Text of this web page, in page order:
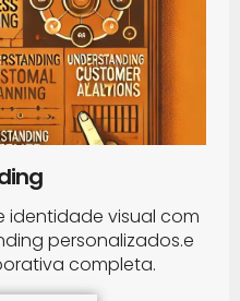
identidade visual com
personalizados.e
completa.